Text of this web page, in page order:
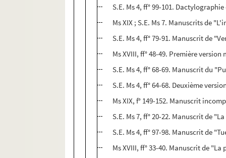
S.E. Ms 4, ff° 99-101.
Ms XIX ; S.E. Ms 7. Manuscrits de
S.E. Ms 4, ff° 79-91. Manuscrit de
Ms XVIII, ff° 48-49. Première
S.E. Ms 4, ff° 68-69. Manuscrit du
S.E. Ms 4, ff° 64-68. Deuxième
Ms XIX, f° 149-152. Manuscrit
S.E. Ms 7, ff° 20-22. Manuscrit de
S.E. Ms 4, ff° 97-98. Manuscrit de
Ms XVIII, ff° 33-40. Manuscrit de